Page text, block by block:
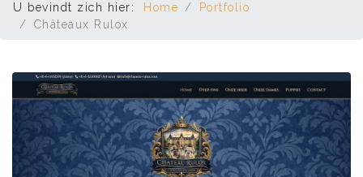
U bevindt zich hier: Home
Portfolio
Châteaux Rulox